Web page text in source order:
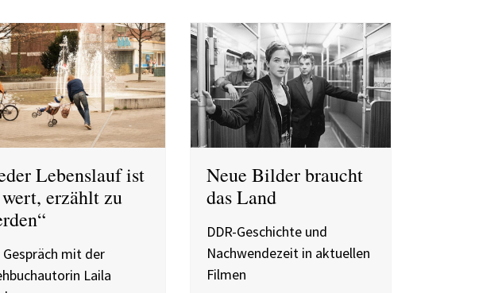
Lebenslauf ist
erzählt zu
Gespräch mit der
Laila
Neue Bilder braucht
das Land
DDR-Geschichte und
Nachwendezeit in aktuellen
Filmen